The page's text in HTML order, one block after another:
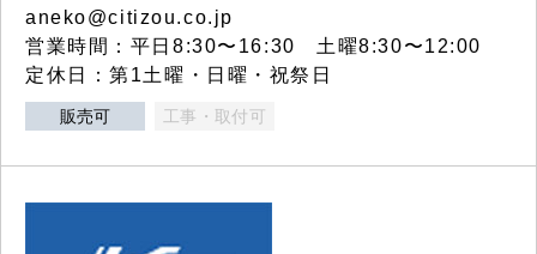
aneko@citizou.co.jp
営業時間：平日8:30〜16:30 土曜8:30〜12:00
定休日：第1土曜・日曜・祝祭日
販売可 工事・取付可